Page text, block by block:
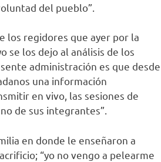
del pueblo”.
los regidores que ayer por la
se los dejo al análisis de los
administración es que desde
una información
en vivo, las sesiones de
de sus integrantes”.
en donde le enseñaron a
“yo no vengo a pelearme